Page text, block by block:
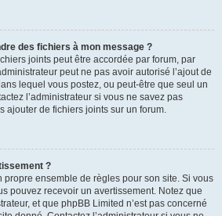
des fichiers à mon message ?
joints peut être accordée par forum, par
peut ne pas avoir autorisé l’ajout de
lequel vous postez, ou peut-être que seul un
l’administrateur si vous ne savez pas
ajouter de fichiers joints sur un forum.
?
ensemble de règles pour son site. Si vous
pouvez recevoir un avertissement. Notez que
et que phpBB Limited n’est pas concerné